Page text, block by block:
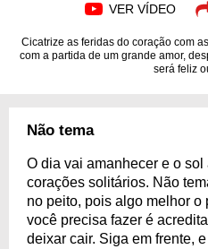
VER VÍDEO
Cicatrize as feridas do coração com
com a partida de um grande amor,
será feliz
Não tema
O dia vai amanhecer e o
corações solitários. Não
no peito, pois algo melhor o
você precisa fazer é
deixar cair. Siga em frente,